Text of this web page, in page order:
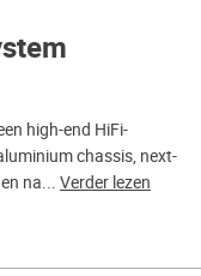
high-end HiFi-
chassis, next-
na... Verder lezen